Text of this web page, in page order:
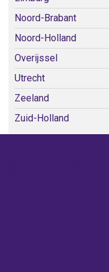
Noord-Brabant
Noord-Holland
Overijssel
Utrecht
Zeeland
Zuid-Holland